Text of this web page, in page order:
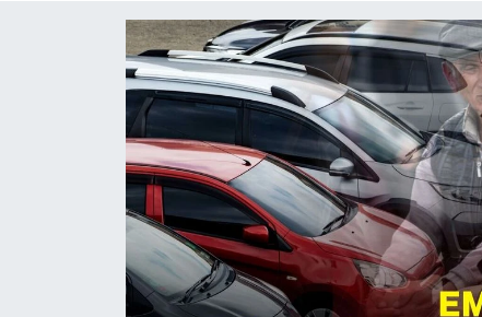
MAGAZİN
SAĞLIK
11:11 MANŞET
Haber Arşivi